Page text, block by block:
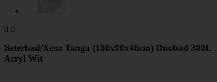
 
Beterbad/Xenz Tanga (180x90x48cm) Duobad 300L
Acryl Wit